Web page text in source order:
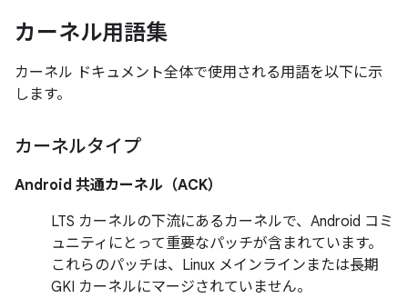
カーネル用語集
カーネル ドキュメント全体で使用される用語を以下に示
します。
カーネルタイプ
Android 共通カーネル（ACK）
LTS カーネルの下流にあるカーネルで、Android コミ
ュニティにとって重要なパッチが含まれています。
これらのパッチは、Linux メインラインまたは長期
GKI カーネルにマージされていません。